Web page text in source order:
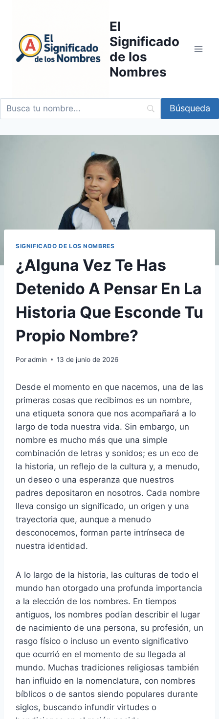
contenido
El
Significado
de los
Nombres
SIGNIFICADO DE LOS NOMBRES
¿Alguna Vez Te Has
Detenido A Pensar En La
Historia Que Esconde Tu
Propio Nombre?
Poradmin 13 de junio de 2026
Desde el momento en que nacemos, una de las
primeras cosas que recibimos es un nombre,
una etiqueta sonora que nos acompañará a lo
largo de toda nuestra vida. Sin embargo, un
nombre es mucho más que una simple
combinación de letras y sonidos; es un eco de
la historia, un reflejo de la cultura y, a menudo,
un deseo o una esperanza que nuestros
padres depositaron en nosotros. Cada nombre
lleva consigo un significado, un origen y una
trayectoria que, aunque a menudo
desconocemos, forman parte intrínseca de
nuestra identidad.
A lo largo de la historia, las culturas de todo el
mundo han otorgado una profunda importancia
a la elección de los nombres. En tiempos
antiguos, los nombres podían describir el lugar
de nacimiento de una persona, su profesión, un
rasgo físico o incluso un evento significativo
que ocurrió en el momento de su llegada al
mundo. Muchas tradiciones religiosas también
han influido en la nomenclatura, con nombres
bíblicos o de santos siendo populares durante
siglos, buscando infundir virtudes o